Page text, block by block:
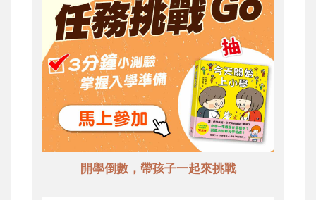
開學倒數，帶孩子一起來挑戰